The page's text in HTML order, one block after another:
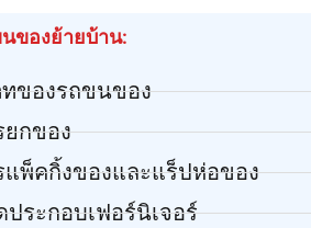
ของย้ายบ้าน:
ทของรถขนของ
ยกของ
แพ็คกิ้งของและแร็ปห่อของ
ระกอบเฟอร์นิเจอร์